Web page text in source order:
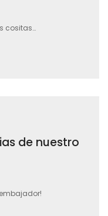
cositas…
de nuestro